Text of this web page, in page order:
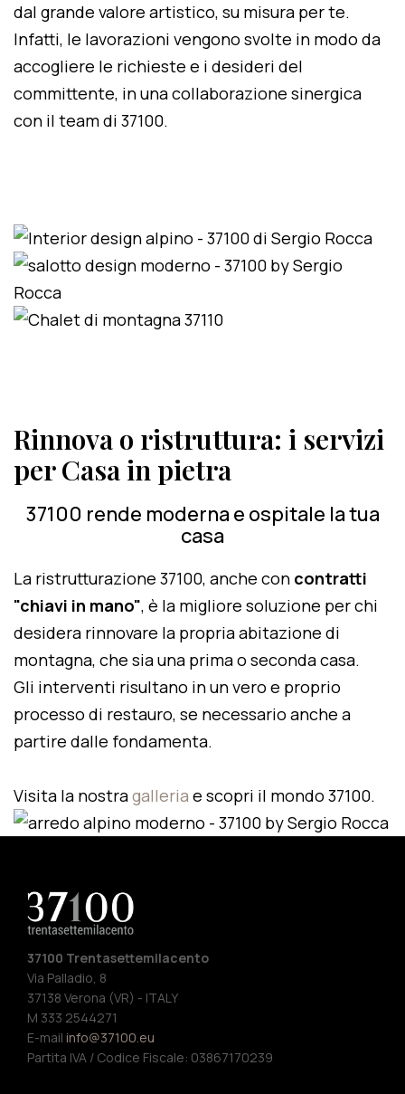
dal grande valore artistico, su misura per te.
Infatti, le lavorazioni vengono svolte in modo da
accogliere le richieste e i desideri del
committente, in una collaborazione sinergica
con il team di 37100.
Rinnova o ristruttura: i servizi
per Casa in pietra
37100 rende moderna e ospitale la tua
casa
La ristrutturazione 37100, anche con contratti
"chiavi in mano", è la migliore soluzione per chi
desidera rinnovare la propria abitazione di
montagna, che sia una prima o seconda casa.
Gli interventi risultano in un vero e proprio
processo di restauro, se necessario anche a
partire dalle fondamenta.
Visita la nostragalleria e scopri il mondo 37100.
37100 Trentasettemilacento
Via Palladio, 8
37138 Verona (VR) - ITALY
M 333 2544271
E-mail info@37100.eu
Partita IVA / Codice Fiscale: 03867170239